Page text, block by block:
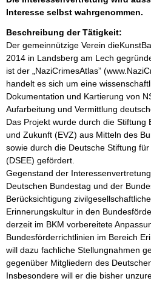
Interesse selbst wahrgenommen.
Beschreibung der Tätigkeit:
Der gemeinnützige Verein
2014 in Landsberg am Lech
ist der „NaziCrimesAtlas”
handelt es sich um eine
Dokumentation und Kartierung von
Aufarbeitung und Vermittlung
Das Projekt wurde durch die Stiftung
und Zukunft (EVZ) aus Mitteln des
sowie durch die Deutsche Stiftung
(DSEE) gefördert.
Gegenstand der
Deutschen Bundestag und der
Berücksichtigung
Erinnerungskultur in den
derzeit im BKM vorbereitete
Bundesförderrichtlinien im Bereich
will dazu fachliche Stellungnahmen
gegenüber Mitgliedern des
Insbesondere will er die bisher